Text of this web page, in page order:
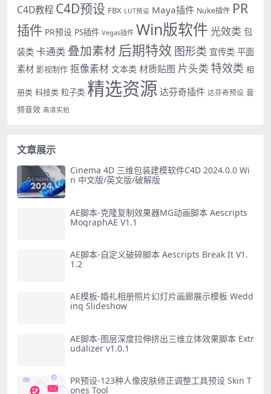
C4D教程 C4D预设 FBX LUT预设 Maya插件 Nuke插件 PR
插件 PR预设 PS插件 Vegas插件 Win版软件 光效类 包
装类 卡通类 叠加素材 后期特效 图形类 宣传类 平面
素材 影视制作 抠像素材 文本类 材质贴图 片头类 特效类 相
册类 科技类 粒子类 精选资源 达芬奇插件 达芬奇预设 音
频音效 高清实拍
文章展示
Cinema 4D 三维包装建模软件C4D 2024.0.0 Wi
n 中文版/英文版/破解版
AE脚本-克隆复制效果器MG动画脚本 Aescripts
MographAE V1.1
AE脚本-自定义破碎脚本 Aescripts Break It V1.
1.2
AE模板-婚礼相册照片幻灯片画廊展示模板 Wedd
ing Slideshow
AE脚本-图层深度拉伸挤出三维立体效果脚本 Extr
udalizer v1.0.1
PR预设-123种人像皮肤修正调整工具预设 Skin T
ones Tool